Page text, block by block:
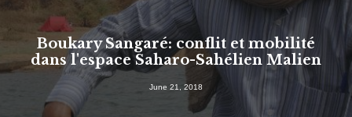
SEARCH
Boukary Sangaré: conflit et mobilité
dans l'espace Saharo-Sahélien Malien
June 21, 2018